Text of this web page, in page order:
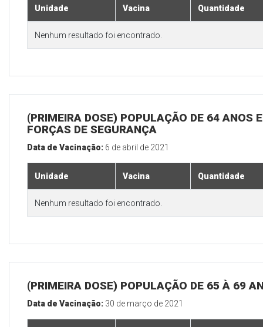
Unidade Vacina Quantidade
Nenhum resultado foi encontrado.
(PRIMEIRA DOSE) POPULAÇÃO DE 64 ANOS E
FORÇAS DE SEGURANÇA
Data de Vacinação: 6 de abril de 2021
Unidade Vacina Quantidade
Nenhum resultado foi encontrado.
(PRIMEIRA DOSE) POPULAÇÃO DE 65 À 69
Data de Vacinação: 30 de março de 2021